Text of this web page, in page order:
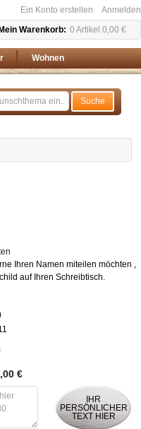
Anmelden
Ein Konto erstellen
Mein Warenkorb
0 Artikel 0,00 €
Wohnen
Suche
Ihren Namen miteilen möchten ,
auf Ihren Schreibtisch.
€
IHR
PERSÖNLICHER
TEXT HIER